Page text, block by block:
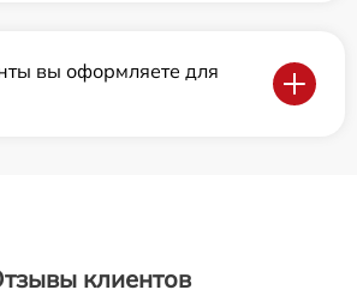
вы оформляете для
клиентов